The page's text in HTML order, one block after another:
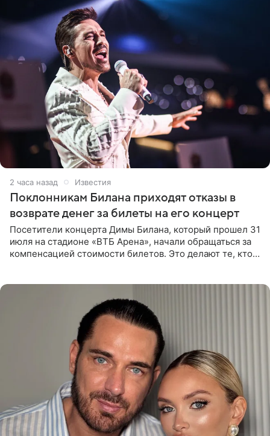
2 часа назад Известия
Поклонникам Билана приходят отказы в
возврате денег за билеты на его концерт
Посетители концерта Димы Билана, который прошел 31
июля на стадионе «ВТБ Арена», начали обращаться за
компенсацией стоимости билетов. Это делают те, кто